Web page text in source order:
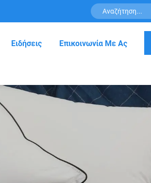
Ειδήσεις Επικοινωνία Με Ας